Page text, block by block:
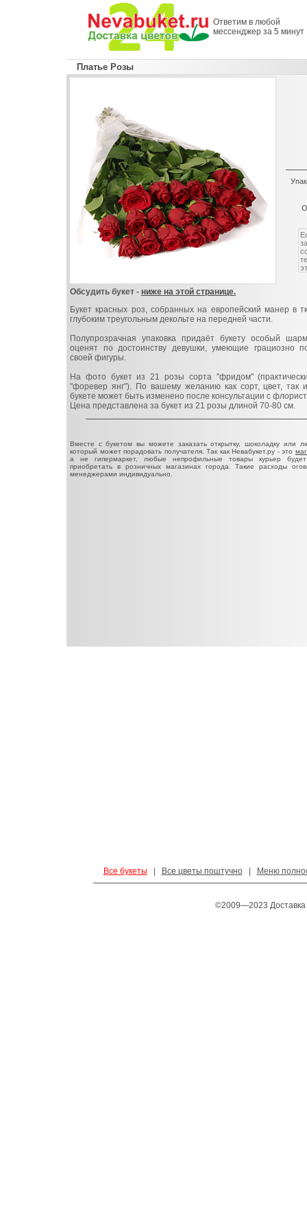
Ответим в любой
мессенджер за 5 минут
Платье Розы
Обсудить букет - ниже на этой странице.
Букет красных роз, собранных на европейский манер в
глубоким треугольным декольте на передней части.
Полупрозрачная упаковка придаёт букету особый
оценят по достоинству девушки, умеющие грациозно
своей фигуры.
На фото букет из 21 розы сорта "фридом"
"форевер янг"). По вашему желанию как сорт, цвет, так
букете может быть изменено после консультации с
Цена представлена за букет из 21 розы длиной 70-80 см.
Вместе с букетом вы можете заказать открытку, шоколадку или
который может порадовать получателя. Так как Невабукет.ру - это
а не гипермаркет, любые непрофильные товары курьер
приобретать в розничных магазинах города. Такие расходы
менеджерами индивидуально.
Все букеты Все цветы поштучно| Меню
©2009—2023 Доставка